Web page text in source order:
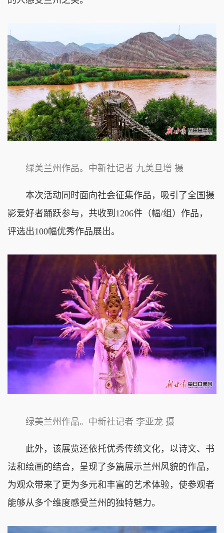
绿美兰州作品。中新社记者 九美旦增 摄
本次活动同时面向社会征集作品，吸引了全国摄
影爱好者踊跃参与，共收到1206件（幅/组）作品，
评选出100幅优秀作品展出。
绿美兰州作品。中新社记者 李亚龙 摄
此外，该展览还依托优秀传统文化，以诗文、书
法和绘画的结合，呈现了多篇展示兰州风貌的作品，
为观众带来了更为多元和丰富的艺术体验，使参观者
能够从多个维度感受兰州的独特魅力。